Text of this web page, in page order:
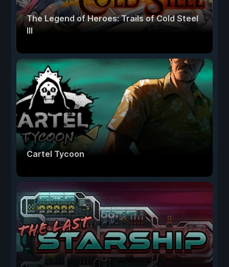
The Legend of Heroes: Trails of Cold Steel
III
Cartel Tycoon